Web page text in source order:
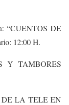
“CUENTOS DE
12:00 H.
Y TAMBORES
DE LA TELE EN